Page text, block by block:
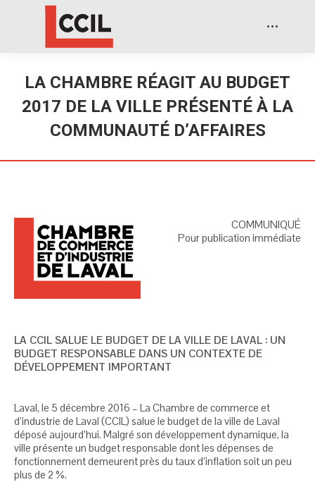
LA CHAMBRE RÉAGIT AU BUDGET
2017 DE LA VILLE PRÉSENTÉ À LA
COMMUNAUTÉ D’AFFAIRES
COMMUNIQUÉ
Pour publication immédiate
LA CCIL SALUE LE BUDGET DE LA VILLE DE LAVAL : UN
BUDGET RESPONSABLE DANS UN CONTEXTE DE
DÉVELOPPEMENT IMPORTANT
Laval, le 5 décembre 2016 – La Chambre de commerce et
d’industrie de Laval (CCIL) salue le budget de la ville de Laval
déposé aujourd’hui. Malgré son développement dynamique, la
ville présente un budget responsable dont les dépenses de
fonctionnement demeurent près du taux d’inflation soit un peu
plus de 2 %.